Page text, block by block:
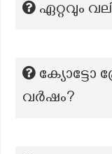
ഏറ്റവും
ക്യോട്ടോ
വർഷം?